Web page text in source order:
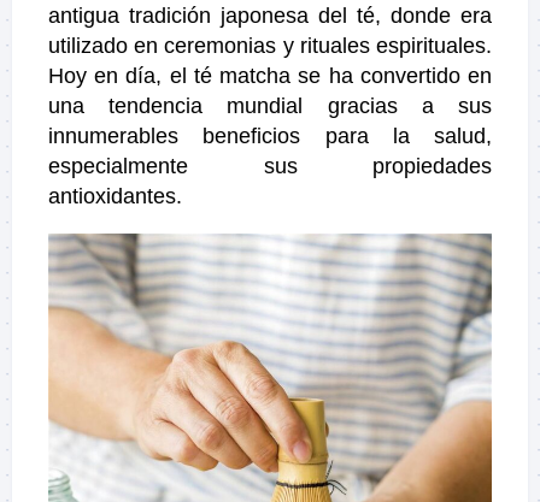
antigua tradición japonesa del té, donde era
utilizado en ceremonias y rituales espirituales.
Hoy en día, el té matcha se ha convertido en
una tendencia mundial gracias a sus
innumerables beneficios para la salud,
especialmente sus propiedades
antioxidantes.